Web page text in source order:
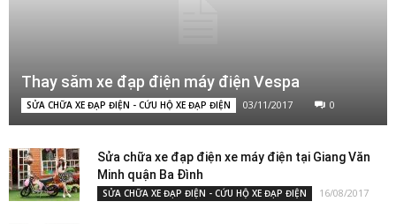
Thay săm xe đạp điện máy điện Vespa
SỬA CHỮA XE ĐẠP ĐIỆN - CỨU HỘ XE ĐẠP ĐIỆN 03/11/2017 0
Sửa chữa xe đạp điện xe máy điện tại Giang Văn
Minh quận Ba Đình
SỬA CHỮA XE ĐẠP ĐIỆN - CỨU HỘ XE ĐẠP ĐIỆN 16/08/2017